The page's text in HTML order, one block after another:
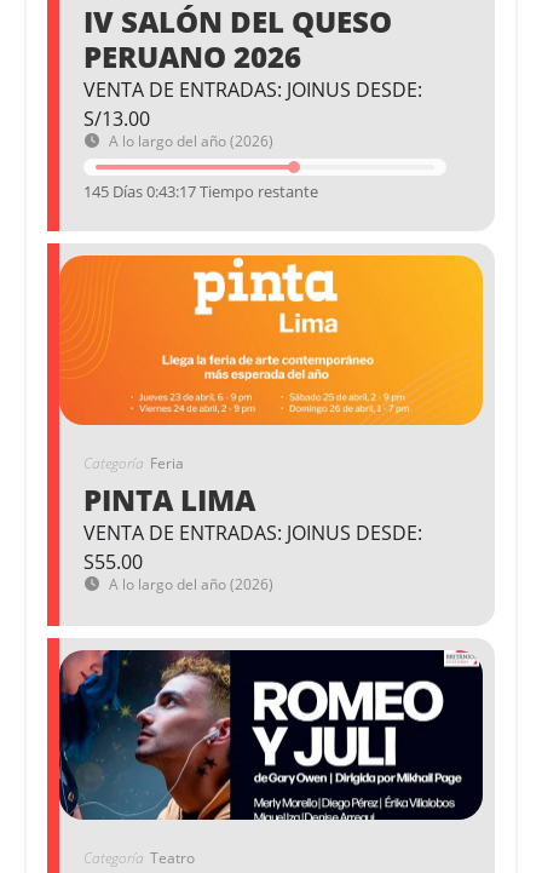
IV SALÓN DEL QUESO
PERUANO 2026
VENTA DE ENTRADAS: JOINUS DESDE:
S/13.00
A lo largo del año (2026)
145 Días 0:43:16 Tiempo restante
Categoría Feria
PINTA LIMA
VENTA DE ENTRADAS: JOINUS DESDE:
S55.00
A lo largo del año (2026)
Categoría Teatro